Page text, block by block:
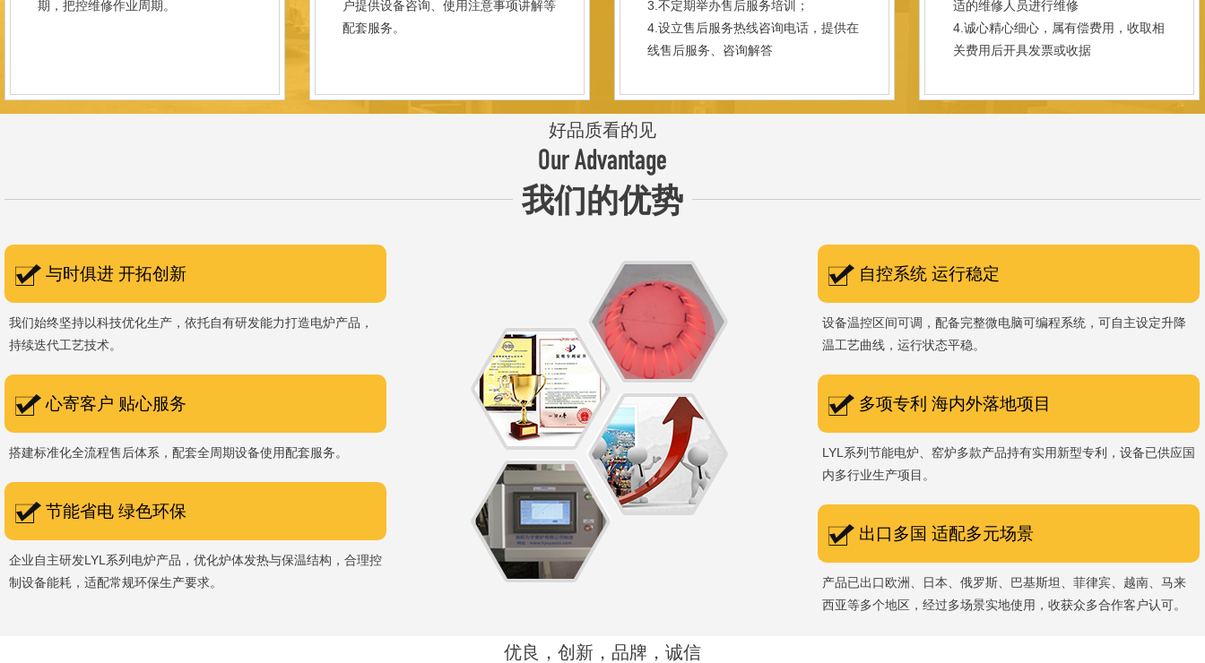
期，把控维修作业周期。
户提供设备咨询、使用注意事项讲解等
配套服务。
3.不定期举办售后服务培训；
4.设立售后服务热线咨询电话，提供在
线售后服务、咨询解答
适的维修人员进行维修
4.诚心精心细心，属有偿费用，收取相
关费用后开具发票或收据
好品质看的见
Our Advantage
我们的优势
与时俱进 开拓创新
我们始终坚持以科技优化生产，依托自有研发能力打造电炉产品，
持续迭代工艺技术。
心寄客户 贴心服务
搭建标准化全流程售后体系，配套全周期设备使用配套服务。
节能省电 绿色环保
企业自主研发LYL系列电炉产品，优化炉体发热与保温结构，合理控
制设备能耗，适配常规环保生产要求。
自控系统 运行稳定
设备温控区间可调，配备完整微电脑可编程系统，可自主设定升降
温工艺曲线，运行状态平稳。
多项专利 海内外落地项目
LYL系列节能电炉、窑炉多款产品持有实用新型专利，设备已供应国
内多行业生产项目。
出口多国 适配多元场景
产品已出口欧洲、日本、俄罗斯、巴基斯坦、菲律宾、越南、马来
西亚等多个地区，经过多场景实地使用，收获众多合作客户认可。
优良，创新，品牌，诚信